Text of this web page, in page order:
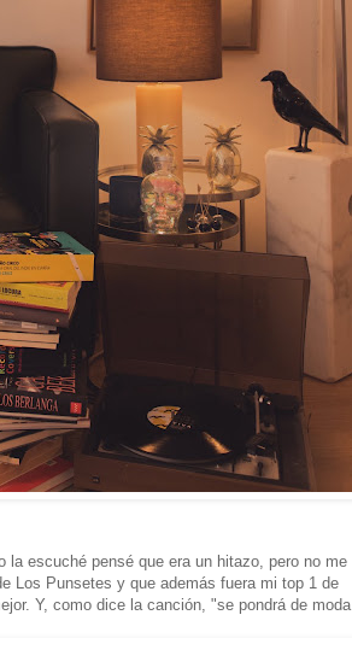
escuché pensé que era un hitazo, pero no me
Los Punsetes y que además fuera mi top 1 de
Y, como dice la canción, "se pondrá de moda